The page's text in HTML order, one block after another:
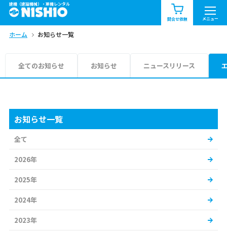
建機（建設機械）・重機レンタル
問合せ依頼 メニュー
商品一覧 お知らせ一覧
問合せ依頼リスト
エリア情報を見る
中部 関西 中国・四国
ホーム お知らせ一覧
全てのお知らせ お知らせ ニュースリリース
お知らせ一覧
全て
2026年
2025年
2024年
2023年